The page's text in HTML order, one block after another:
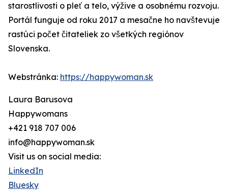
starostlivosti o pleť a telo, výžive a osobnému rozvoju.
Portál funguje od roku 2017 a mesačne ho navštevuje
rastúci počet čitateliek zo všetkých regiónov
Slovenska.
Webstránka: https://happywoman.sk
Laura Barusova
Happywomans
+421 918 707 006
info@happywoman.sk
Visit us on social media:
LinkedIn
Bluesky